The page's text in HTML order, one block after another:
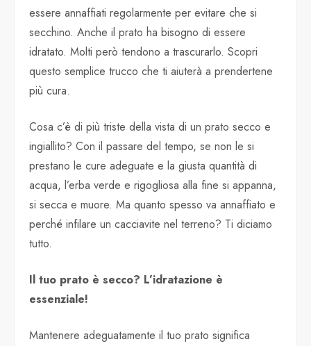
essere annaffiati regolarmente per evitare che si
secchino. Anche il prato ha bisogno di essere
idratato. Molti però tendono a trascurarlo. Scopri
questo semplice trucco che ti aiuterà a prendertene
più cura.
Cosa c’è di più triste della vista di un prato secco e
ingiallito? Con il passare del tempo, se non le si
prestano le cure adeguate e la giusta quantità di
acqua, l’erba verde e rigogliosa alla fine si appanna,
si secca e muore. Ma quanto spesso va annaffiato e
perché infilare un cacciavite nel terreno? Ti diciamo
tutto.
Il tuo prato è secco? L’idratazione è
essenziale!
Mantenere adeguatamente il tuo prato significa